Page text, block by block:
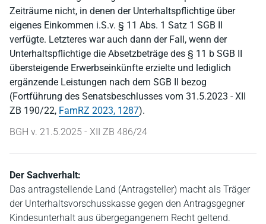
Zeiträume nicht, in denen der Unterhaltspflichtige über
eigenes Einkommen i.S.v. § 11 Abs. 1 Satz 1 SGB II
verfügte. Letzteres war auch dann der Fall, wenn der
Unterhaltspflichtige die Absetzbeträge des § 11 b SGB II
übersteigende Erwerbseinkünfte erzielte und lediglich
ergänzende Leistungen nach dem SGB II bezog
(Fortführung des Senatsbeschlusses vom 31.5.2023 - XII
ZB 190/22, FamRZ 2023, 1287).
BGH v. 21.5.2025 - XII ZB 486/24
Der Sachverhalt:
Das antragstellende Land (Antragsteller) macht als Träger
der Unterhaltsvorschusskasse gegen den Antragsgegner
Kindesunterhalt aus übergegangenem Recht geltend.